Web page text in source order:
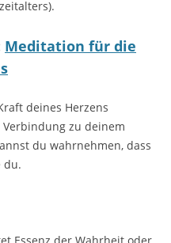
Meditation für die
deines Herzens
zu deinem
du wahrnehmen, dass
du.